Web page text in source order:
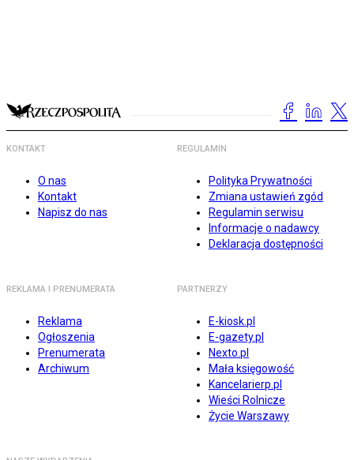
KONTAKT
O nas
Kontakt
Napisz do nas
REGULAMIN
Polityka Prywatności
Zmiana ustawień zgód
Regulamin serwisu
Informacje o nadawcy
Deklaracja dostępności
REKLAMA I PRENUMERATA
Reklama
Ogłoszenia
Prenumerata
Archiwum
PARTNERZY
E-kiosk.pl
E-gazety.pl
Nexto.pl
Mała księgowość
Kancelarierp.pl
Wieści Rolnicze
Życie Warszawy